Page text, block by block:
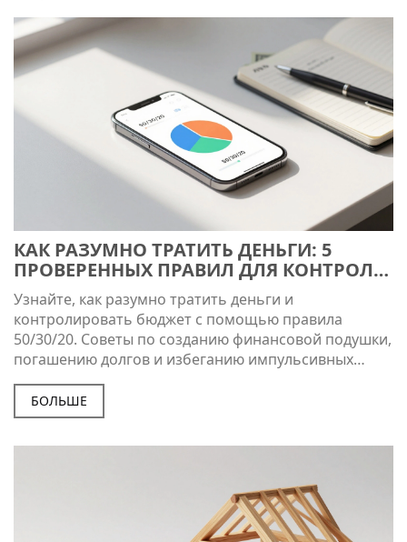
КАК РАЗУМНО ТРАТИТЬ ДЕНЬГИ: 5
ПРОВЕРЕННЫХ ПРАВИЛ ДЛЯ КОНТРОЛЯ
БЮДЖЕТА
Узнайте, как разумно тратить деньги и
контролировать бюджет с помощью правила
50/30/20. Советы по созданию финансовой подушки,
погашению долгов и избеганию импульсивных
покупок.
БОЛЬШЕ